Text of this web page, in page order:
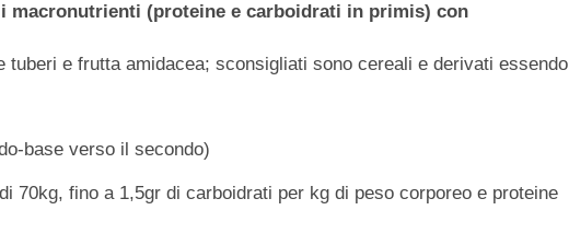
(proteine e carboidrati in primis) con
tuberi e frutta amidacea; sconsigliati sono cereali e derivati essendo
base verso il secondo)
70kg, fino a 1,5gr di carboidrati per kg di peso corporeo e proteine